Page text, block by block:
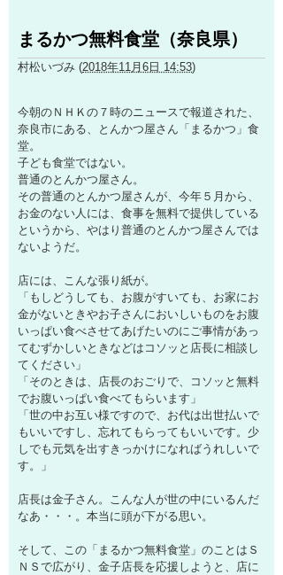
まるかつ無料食堂（奈良県）
村松いづみ (2018年11月6日 14:53)
今朝のＮＨＫの７時のニュースで報道された、
奈良市にある、とんかつ屋さん「まるかつ」食
堂。
子ども食堂ではない。
普通のとんかつ屋さん。
その普通のとんかつ屋さんが、今年５月から、
お金のない人には、食事を無料で提供している
というから、やはり普通のとんかつ屋さんでは
ないようだ。
店には、こんな張り紙が。
「もしどうしても、お腹がすいても、お家にお
金がないときやお子さんにおいしいものをお腹
いっぱい食べさせてあげたいのにご事情があっ
てむずかしいときなどはコソッと店長に相談し
てください」
「そのときは、店長のおごりで、コソッと無料
でお腹いっぱい食べてもらいます」
「世の中お互い様ですので、お代は出世払いで
もいいですし、忘れてもらってもいいです。少
しでも元気を出すきっかけになればうれしいで
す。」
店長は金子さん。こんな人が世の中にいるんだ
なあ・・・。本当に頭が下がる思い。
そして、この「まるかつ無料食堂」のことはＳ
ＮＳで広がり、金子店長を応援しようと、店に